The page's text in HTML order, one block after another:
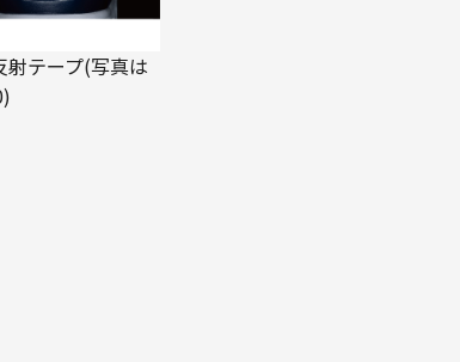
射テープ(写真は